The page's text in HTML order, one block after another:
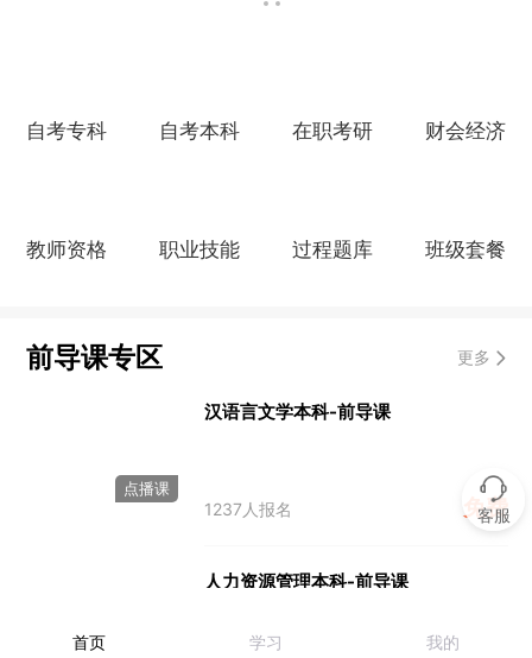
自考专科 自考本科 在职考研 财会经济
教师资格 职业技能 过程题库 班级套餐
前导课专区 更多
点播课
汉语言文学本科-前导课
1237人报名 免费
人力资源管理本科-前导课
客服
首页 学习 我的